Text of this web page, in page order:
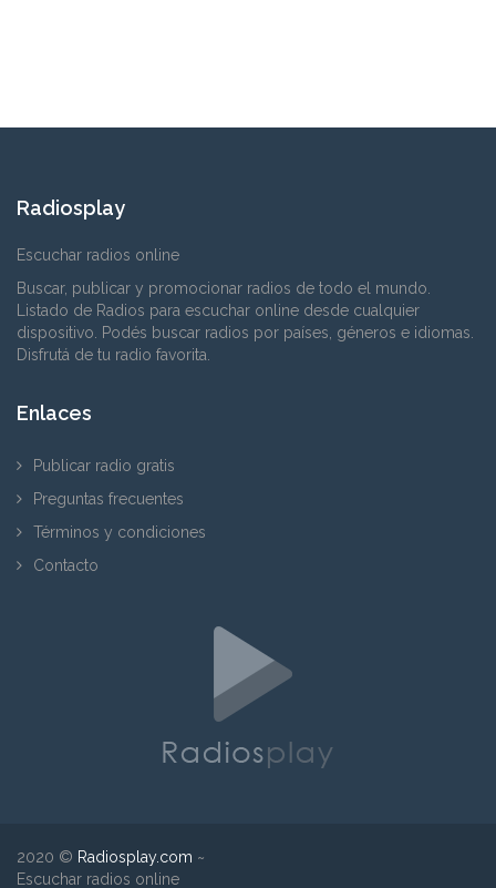
Radiosplay
Escuchar radios online
Buscar, publicar y promocionar radios de todo el mundo.
Listado de Radios para escuchar online desde cualquier
dispositivo. Podés buscar radios por países, géneros e idiomas.
Disfrutá de tu radio favorita.
Enlaces
Publicar radio gratis
Preguntas frecuentes
Términos y condiciones
Contacto
2020 © Radiosplay.com ~
Escuchar radios online